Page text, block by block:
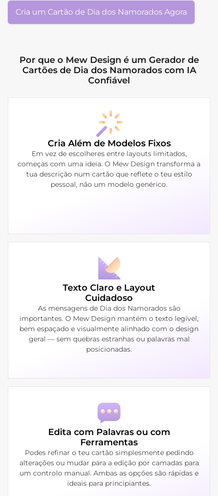
Cria um Cartão de Dia dos Namorados Agora
Por que o Mew Design é um Gerador de
Cartões de Dia dos Namorados com IA
Confiável
Cria Além de Modelos Fixos
Em vez de escolheres entre layouts limitados,
começas com uma ideia. O Mew Design transforma a
tua descrição num cartão que reflete o teu estilo
pessoal, não um modelo genérico.
Texto Claro e Layout
Cuidadoso
As mensagens de Dia dos Namorados são
importantes. O Mew Design mantém o texto legível,
bem espaçado e visualmente alinhado com o design
geral — sem quebras estranhas ou palavras mal
posicionadas.
Edita com Palavras ou com
Ferramentas
Podes refinar o teu cartão simplesmente pedindo
alterações ou mudar para a edição por camadas para
um controlo manual. Ambas as opções são rápidas e
ideais para principiantes.